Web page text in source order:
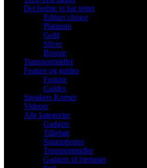
Det bedste vi har testet
Editors choice
Platinum
Gold
Silver
Bronze
Transportmidler
Feature og guides
Feature
Guides
Speakers Korner
Videoer
Alle kategorier
Gadgets
Tilbehør
Smartphones
Transportmidler
Gadgets til hjemmet